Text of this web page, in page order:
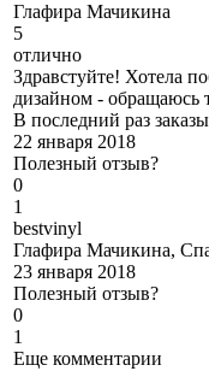
Глафира Мачикина
5
отлично
Здравстуйте! Хотела
дизайном - обращаюсь
В последний раз
22 января 2018
Полезный отзыв?
0
1
bestvinyl
Глафира Мачикина,
23 января 2018
Полезный отзыв?
0
1
Еще комментарии